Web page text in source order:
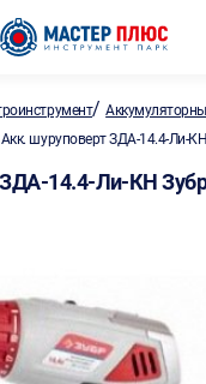
/
Акк. шуруповерт ЗДА-14.4-Ли-
14.4-Ли-КН